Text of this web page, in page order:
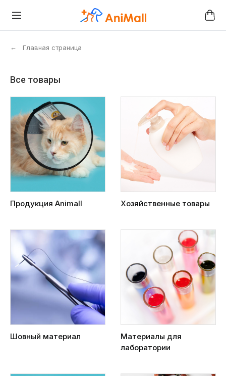
← Главная страница
Все товары
Продукция Animall Хозяйственные товары
Шовный материал
Материалы для
лаборатории